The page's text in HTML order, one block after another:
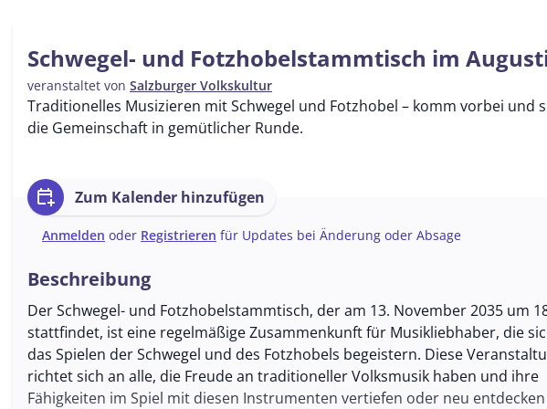
Schwegel- und Fotzhobelstammtisch im
veranstaltet von Salzburger Volkskultur
Traditionelles Musizieren mit Schwegel und Fotzhobel – komm vorbei und
die Gemeinschaft in gemütlicher Runde.
calendar_add_on Zum Kalender hinzufügen
Anmelden oder Registrieren für Updates bei Änderung oder Absage
Beschreibung
Der Schwegel- und Fotzhobelstammtisch, der am 13. November 2035 um
stattfindet, ist eine regelmäßige Zusammenkunft für Musikliebhaber, die
das Spielen der Schwegel und des Fotzhobels begeistern. Diese
richtet sich an alle, die Freude an traditioneller Volksmusik haben und ihre
Fähigkeiten im Spiel mit diesen Instrumenten vertiefen oder neu entdecken